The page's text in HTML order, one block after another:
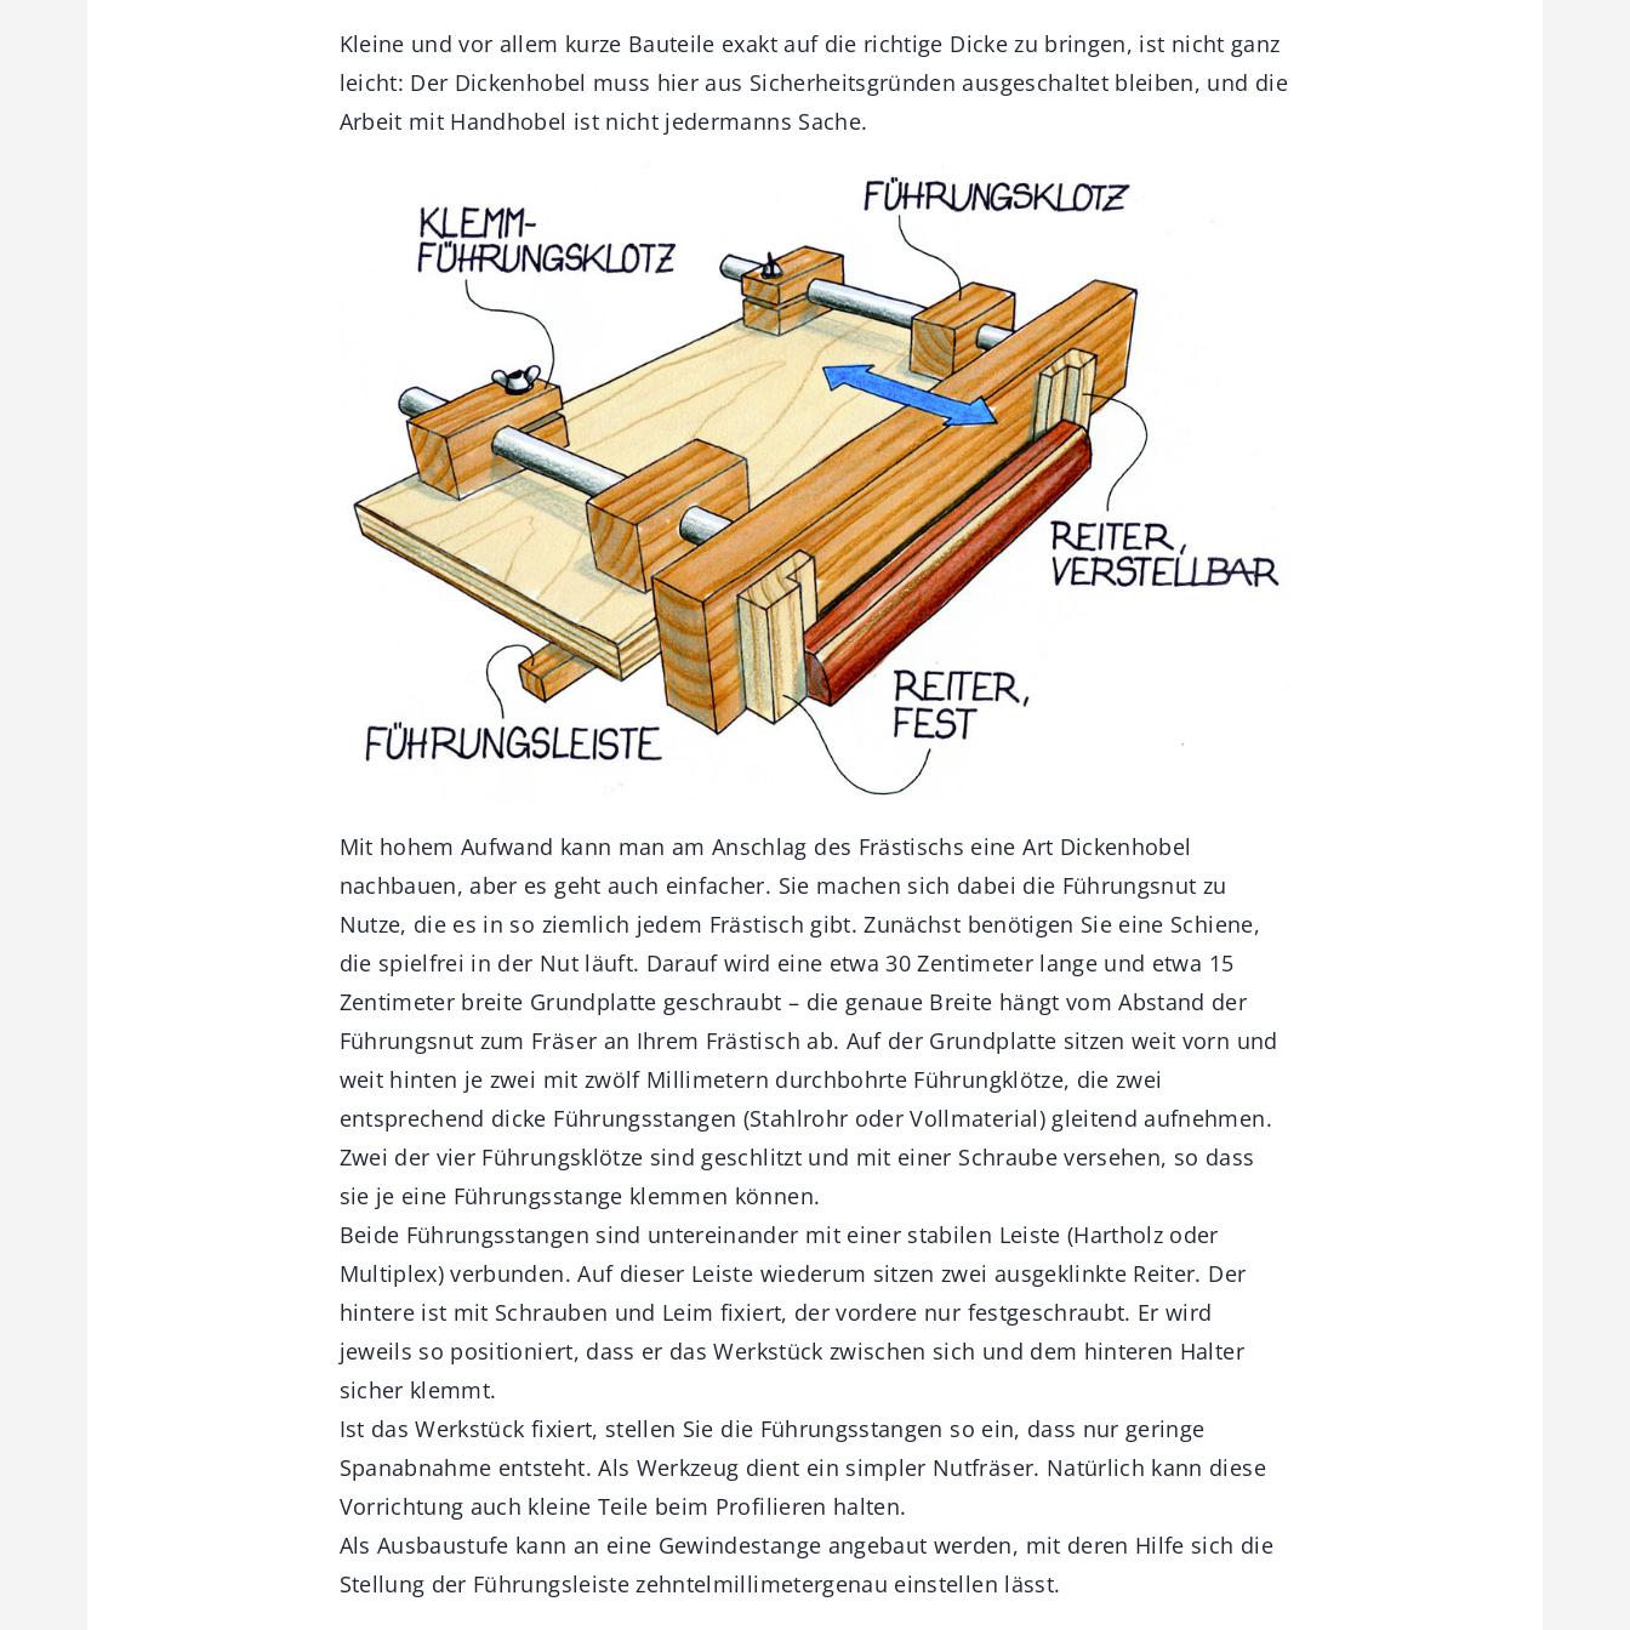
Kleine und vor allem kurze Bauteile exakt auf die richtige Dicke zu bringen, ist nicht ganz
leicht: Der Dickenhobel muss hier aus Sicherheitsgründen ausgeschaltet bleiben, und die
Arbeit mit Handhobel ist nicht jedermanns Sache.
Mit hohem Aufwand kann man am Anschlag des Frästischs eine Art Dickenhobel
nachbauen, aber es geht auch einfacher. Sie machen sich dabei die Führungsnut zu
Nutze, die es in so ziemlich jedem Frästisch gibt. Zunächst benötigen Sie eine Schiene,
die spielfrei in der Nut läuft. Darauf wird eine etwa 30 Zentimeter lange und etwa 15
Zentimeter breite Grundplatte geschraubt – die genaue Breite hängt vom Abstand der
Führungsnut zum Fräser an Ihrem Frästisch ab. Auf der Grundplatte sitzen weit vorn und
weit hinten je zwei mit zwölf Millimetern durchbohrte Führungklötze, die zwei
entsprechend dicke Führungsstangen (Stahlrohr oder Vollmaterial) gleitend aufnehmen.
Zwei der vier Führungsklötze sind geschlitzt und mit einer Schraube versehen, so dass
sie je eine Führungsstange klemmen können.
Beide Führungsstangen sind untereinander mit einer stabilen Leiste (Hartholz oder
Multiplex) verbunden. Auf dieser Leiste wiederum sitzen zwei ausgeklinkte Reiter. Der
hintere ist mit Schrauben und Leim fixiert, der vordere nur festgeschraubt. Er wird
jeweils so positioniert, dass er das Werkstück zwischen sich und dem hinteren Halter
sicher klemmt.
Ist das Werkstück fixiert, stellen Sie die Führungsstangen so ein, dass nur geringe
Spanabnahme entsteht. Als Werkzeug dient ein simpler Nutfräser. Natürlich kann diese
Vorrichtung auch kleine Teile beim Profilieren halten.
Als Ausbaustufe kann an eine Gewindestange angebaut werden, mit deren Hilfe sich die
Stellung der Führungsleiste zehntelmillimetergenau einstellen lässt.